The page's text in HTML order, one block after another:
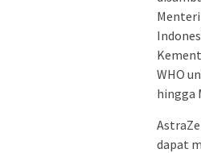
WHO
hingga
dapat